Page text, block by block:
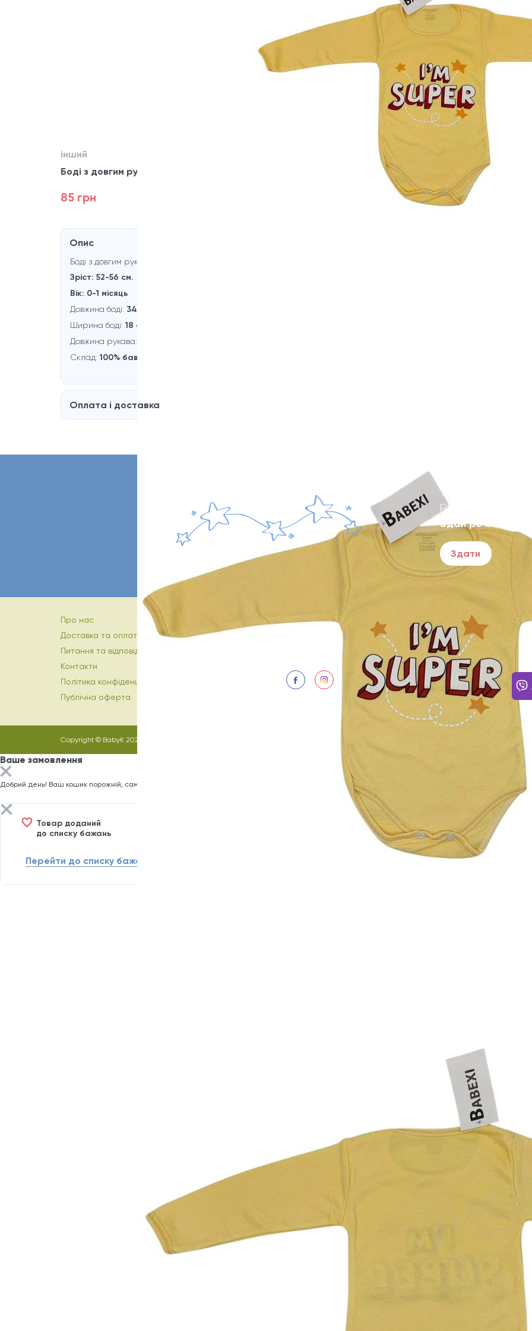
інший
Боді з довгим рукавом Babexi
85 грн
Опис
Боді з довгим рукавом
Зріст: 52-56 см.
Вік: 0-1 місяць
Довжина боді: 34 см.
Ширина боді:18 см.
Довжина рукава:
Склад:100% бавовна
Оплата і доставка
Твоя дитина
речі в хорошому
Здай речі в один
Здати
Про нас
Доставка та оплата
Питання та відповіді
Контакти
Політика конфіденційності
Публічна оферта
Copyright © BabyK 2026
Ваше замовлення
Добрий день! Ваш кошик порожній, саме час заповнити його)
Товар доданий
до списку бажань
Перейти до списку бажань